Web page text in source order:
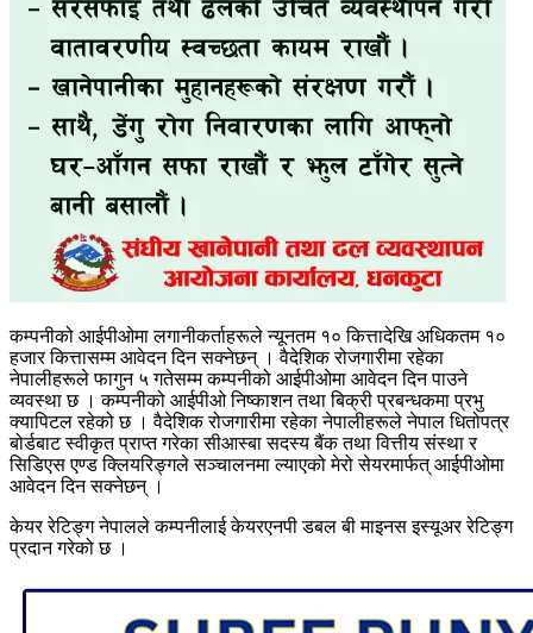
कम्पनीको आईपीओमा लगानीकर्ताहरूले न्यूनतम १० कित्तादेखि अधिकतम १०
हजार कित्तासम्म आवेदन दिन सक्नेछन् । वैदेशिक रोजगारीमा रहेका
नेपालीहरूले फागुन ५ गतेसम्म कम्पनीको आईपीओमा आवेदन दिन पाउने
व्यवस्था छ । कम्पनीको आईपीओ निष्काशन तथा बिक्री प्रबन्धकमा प्रभु
क्यापिटल रहेको छ । वैदेशिक रोजगारीमा रहेका नेपालीहरूले नेपाल धितोपत्र
बोर्डबाट स्वीकृत प्राप्त गरेका सीआस्बा सदस्य बैंक तथा वित्तीय संस्था र
सिडिएस एण्ड क्लियरिङ्गले सञ्चालनमा ल्याएको मेरो सेयरमार्फत् आईपीओमा
आवेदन दिन सक्नेछन् ।
केयर रेटिङ्ग नेपालले कम्पनीलाई केयरएनपी डबल बी माइनस इस्यूअर रेटिङ्ग
प्रदान गरेको छ ।